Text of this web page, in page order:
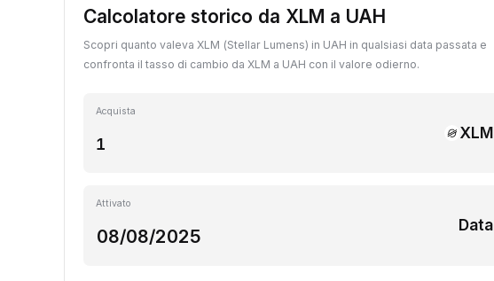
Calcolatore storico da XLM a UAH
Scopri quanto valeva XLM (Stellar Lumens) in UAH in qualsiasi data passata e
confronta il tasso di cambio da XLM a UAH con il valore odierno.
Acquista
XLM
Attivato
Data